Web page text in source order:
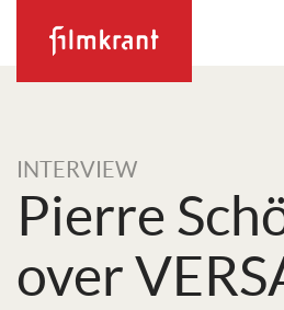
INTERVIEW
Pierre
over